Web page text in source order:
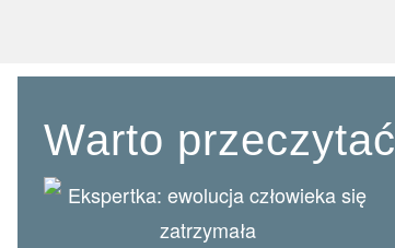
Warto przeczytać